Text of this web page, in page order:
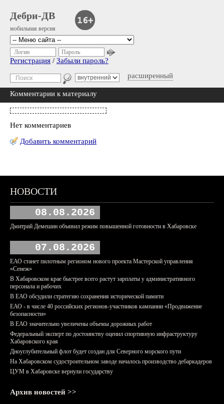
Дебри-ДВ
мобильная версия
расширенный
Логин Пароль
Регистрация / Забыли пароль?
Комментарии к материалу
Нет комментариев
Добавить комментарий
НОВОСТИ
08.08.2026
Дмитрий Демешин объявил режим повышенной готовности в Хабаровске
07.08.2026
ЕАО станет пилотным регионом нового проекта Мастерской управления
«Сенеж»
В Хабаровском крае быстрее всего растут зарплаты у административного
персонала и рабочих
В ЕАО обсудили стратегию сохранения исторической памяти
ЕАО - в числе 40 российских регионов-участников кампании «Продвижение
безопасности»
В ЕАО значительно увеличены объемы дорожных работ
Федеральный эксперт по достоинству оценил спортивную инфраструктуру
Хабаровского края
Дноуглубительный флот будет создан для Северного морского пути
На Хабаровском судостроительном заводе началось производство дебаркадеров
ЦУМ в Хабаровске вернули государству
Архив новостей >>